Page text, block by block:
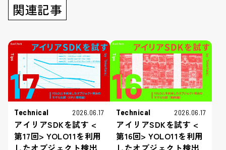
関連記事
Technical 2026.06.17
アイリアSDKを試す <
第17回> YOLO11を利用
Technical 2026.06.17
アイリアSDKを試す <
第16回> YOLO11を利用